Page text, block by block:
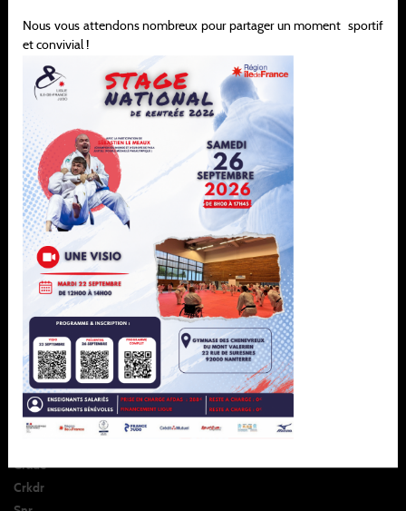
06.45.29.49.64
Merci de nous contacter avant votre venue.
À ne pas manquer
Ligue
Formation
Sportif
Développement
Pôle espoir
Espace club
Pôle france
Paris 2024
Parajudo
Grade
Crkdr
Nous vous attendons nombreux pour partager un moment sportif
et convivial !